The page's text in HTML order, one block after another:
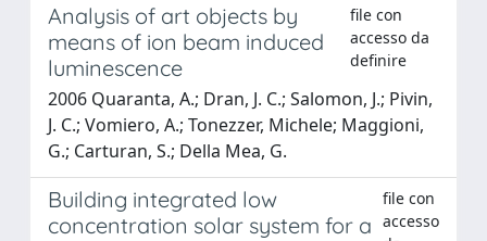
Analysis of art objects by
means of ion beam induced
luminescence
file con
accesso da
definire
2006 Quaranta, A.; Dran, J. C.; Salomon, J.; Pivin,
J. C.; Vomiero, A.; Tonezzer, Michele; Maggioni,
G.; Carturan, S.; Della Mea, G.
Building integrated low
concentration solar system for a
file con
accesso